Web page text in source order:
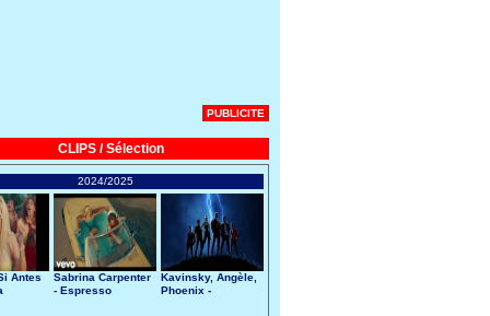
PUBLICITE
CLIPS / Sélection
2024/2025
Antes
Sabrina Carpenter
- Espresso
Kavinsky, Angèle,
Phoenix -